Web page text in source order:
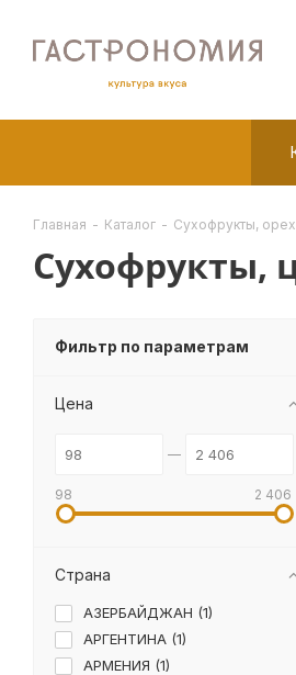
Главная - Каталог - Сухофрукты,
Сухофрукты,
Фильтр по параметрам
Цена
98 2 406
Страна
АЗЕРБАЙДЖАН (1)
АРГЕНТИНА (1)
АРМЕНИЯ (1)